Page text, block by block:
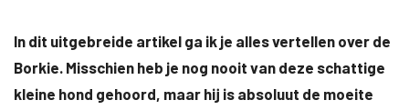
In dit uitgebreide artikel ga ik je alles vertellen over de
Borkie. Misschien heb je nog nooit van deze schattige
kleine hond gehoord, maar hij is absoluut de moeite